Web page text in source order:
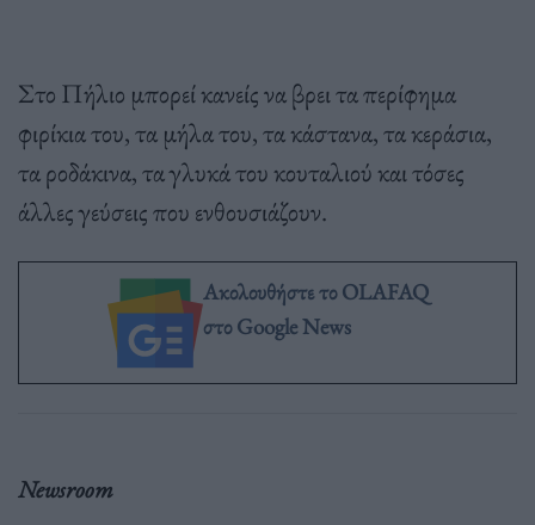
Στο Πήλιο μπορεί κανείς να βρει τα περίφημα
φιρίκια του, τα μήλα του, τα κάστανα, τα κεράσια,
τα ροδάκινα, τα γλυκά του κουταλιού και τόσες
άλλες γεύσεις που ενθουσιάζουν.
Ακολουθήστε το OLAFAQ
στο Google News
Newsroom